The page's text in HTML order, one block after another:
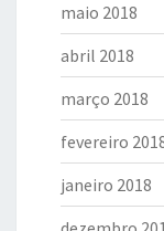
maio 2018
abril 2018
março 2018
fevereiro
janeiro 2018